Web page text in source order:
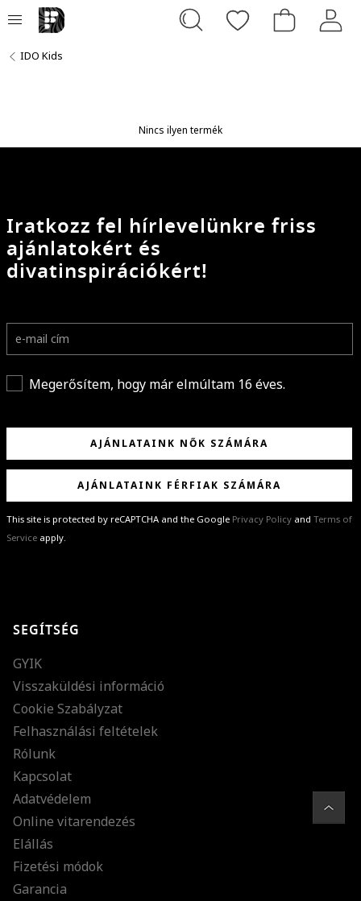
IDO Kids
Nincs ilyen termék
Iratkozz fel hírlevelünkre friss
ajánlatokért és
divatinspirációkért!
Megerősítem, hogy már elmúltam 16 éves.
AJÁNLATAINK NŐK SZÁMÁRA
AJÁNLATAINK FÉRFIAK SZÁMÁRA
This site is protected by reCAPTCHA and the Google Privacy Policy and Terms of
Service apply.
különleges ajánlatainkat és stílustippjeinket!
SEGÍTSÉG
GYIK
Visszaküldési információ
Cookie Szabályzat
Felhasználási feltételek
Rólunk
Kapcsolat
Adatvédelem
Online vitarendezés
Elállás
Fizetési módok
Garancia